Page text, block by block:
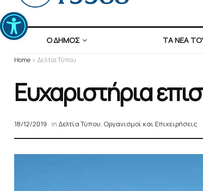
Ανοίξτε τη γραμμή εργαλείων
Ο ΔΗΜΟΣ ΤΑ ΝΕΑ
Home Δελτία Τύπου
Ευχαριστήρια
18/12/2019 in Δελτία Τύπου, Οργανισμοί και Επιχειρήσεις